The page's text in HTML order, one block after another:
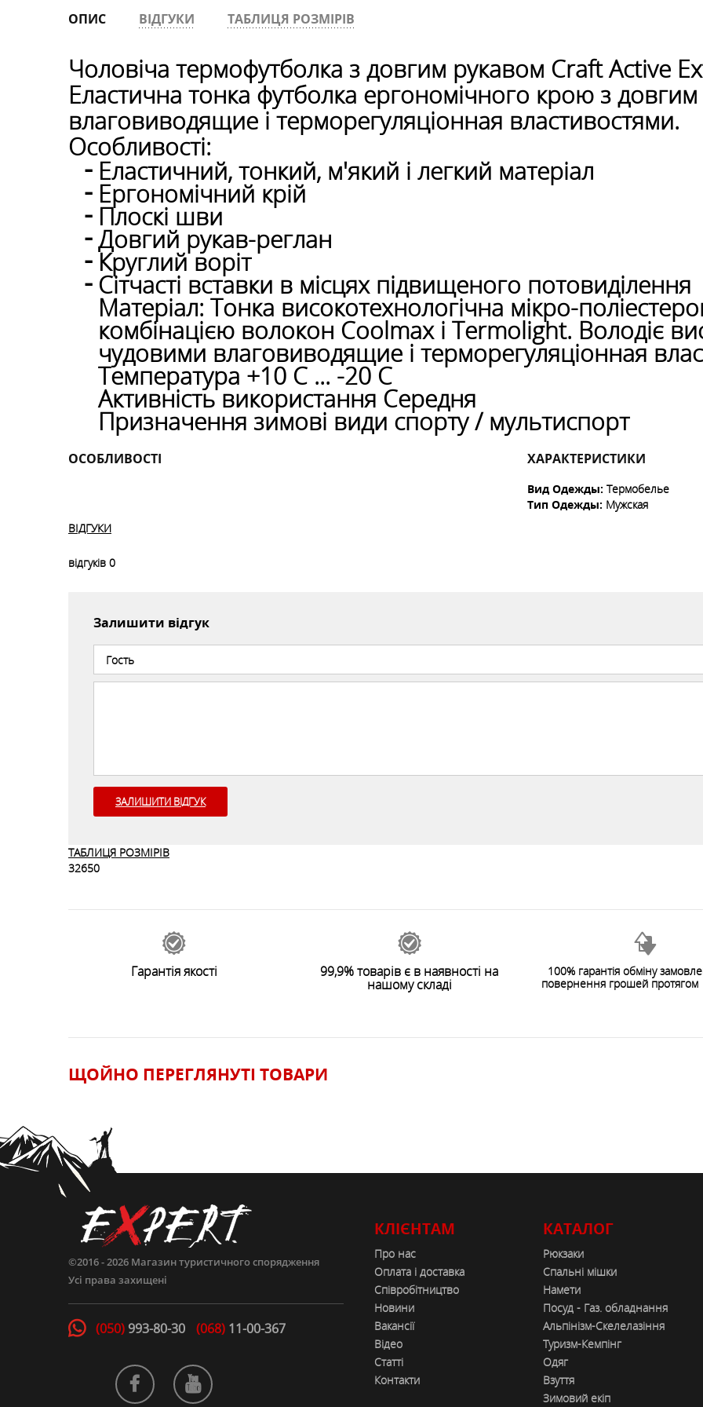
ОПИС ВІДГУКИ ТАБЛИЦЯ РОЗМІРІВ
Чоловіча термофутболка з довгим рукавом Craft Active
Еластична тонка футболка ергономічного крою з
влаговиводящие і терморегуляціонная властивостями.
Особливості:
Еластичний, тонкий, м'який і легкий матеріал
Ергономічний крій
Плоскі шви
Довгий рукав-реглан
Круглий воріт
Сітчасті вставки в місцях підвищеного потовиділення
Матеріал: Тонка високотехнологічна мікро-
комбінацією волокон Coolmax і Termolight. Володіє
чудовими влаговиводящие і терморегуляціонная
Температура +10 С ... -20 С
Активність використання Середня
Призначення зимові види спорту / мультиспорт
ОСОБЛИВОСТІ ХАРАКТЕРИСТИКИ
Вид Одежды: Термобелье
Тип Одежды: Мужская
ВІДГУКИ
відгуків 0
Залишити відгук
ЗАЛИШИТИ ВІДГУК
ТАБЛИЦЯ РОЗМІРІВ
32650
Гарантія якості 99,9% товарів є в наявності на
нашому складі
100% гарантія обміну
повернення грошей
ЩОЙНО ПЕРЕГЛЯНУТI ТОВАРИ
©2016 - 2026 Магазин туристичного спорядження
Усі права захищені
(050) 993-80-30 (068) 11-00-367
КЛІЄНТАМ
Про нас
Оплата і доставка
Співробітництво
Новини
Вакансії
Відео
Статті
Контакти
КАТАЛОГ
Рюкзаки
Спальні мішки
Намети
Посуд - Газ. обладнання
Альпінізм-Скелелазіння
Туризм-Кемпінг
Одяг
Взуття
Зимовий екіп